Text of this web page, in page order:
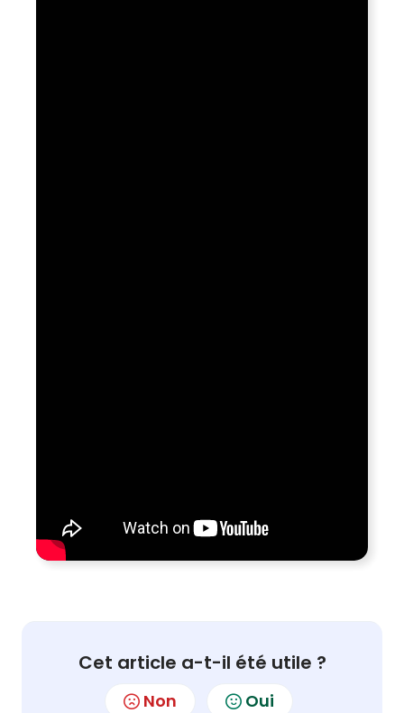
Cet article a-t-il été utile ?
Non Oui